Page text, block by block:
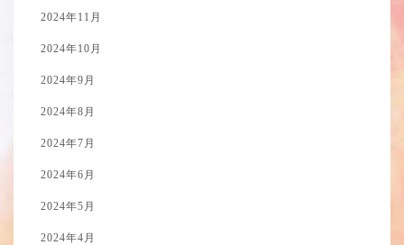
2024年11月
2024年10月
2024年9月
2024年8月
2024年7月
2024年6月
2024年5月
2024年4月